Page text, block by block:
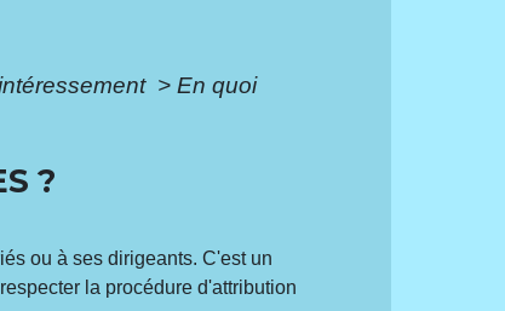
> En quoi
?
ou à ses dirigeants. C'est un
la procédure d'attribution